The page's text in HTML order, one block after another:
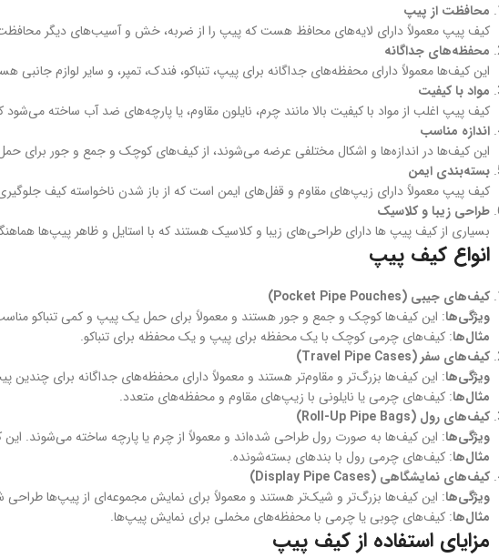
محافظت از پیپ
کیف‌ پیپ معمولاً دارای لایه‌های محافظ هست که پیپ را از ضربه، خش و آسیب‌های دیگر
محفظه‌های جداگانه
این کیف‌ها معمولاً دارای محفظه‌های جداگانه برای پیپ، تنباکو، فندک، تمپر، و سایر لوازم
مواد با کیفیت
کیف‌ پیپ اغلب از مواد با کیفیت بالا مانند چرم، نایلون مقاوم، یا پارچه‌های ضد آب ساخته
اندازه مناسب
این کیف‌ها در اندازه‌ها و اشکال مختلفی عرضه می‌شوند، از کیف‌های کوچک و جمع و جور برای
بسته‌بندی ایمن
کیف‌ پیپ معمولاً دارای زیپ‌های مقاوم و قفل‌های ایمن است که از باز شدن ناخواسته کیف
طراحی زیبا و کلاسیک
بسیاری از کیف‌ پیپ ها دارای طراحی‌های زیبا و کلاسیک هستند که با استایل و ظاهر پیپ‌ها
انواع کیف‌ پیپ
کیف‌های جیبی (Pocket Pipe Pouches)
ویژگی‌ها: این کیف‌ها کوچک و جمع و جور هستند و معمولاً برای حمل یک پیپ و کمی تنباکو
مثال‌ها: کیف‌های چرمی کوچک با یک محفظه برای پیپ و یک محفظه برای تنباکو.
کیف‌های سفر (Travel Pipe Cases)
ویژگی‌ها: این کیف‌ها بزرگ‌تر و مقاوم‌تر هستند و معمولاً دارای محفظه‌های جداگانه برای چندین
مثال‌ها: کیف‌های چرمی یا نایلونی با زیپ‌های مقاوم و محفظه‌های متعدد.
کیف‌های رول (Roll-Up Pipe Bags)
ویژگی‌ها: این کیف‌ها به صورت رول طراحی شده‌اند و معمولاً از چرم یا پارچه ساخته می‌شوند.
مثال‌ها: کیف‌های چرمی رول با بندهای بسته‌شونده.
کیف‌های نمایشگاهی (Display Pipe Cases)
ویژگی‌ها: این کیف‌ها بزرگ‌تر و شیک‌تر هستند و معمولاً برای نمایش مجموعه‌ای از پیپ‌ها طراحی
مثال‌ها: کیف‌های چوبی یا چرمی با محفظه‌های مخملی برای نمایش پیپ‌ها.
مزایای استفاده از کیف پیپ